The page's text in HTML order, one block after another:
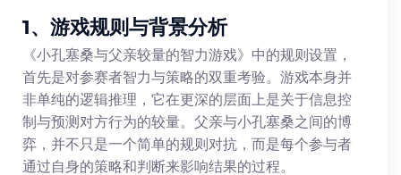
1、游戏规则与背景分析
《小孔塞桑与父亲较量的智力游戏》中的规则设置，
首先是对参赛者智力与策略的双重考验。游戏本身并
非单纯的逻辑推理，它在更深的层面上是关于信息控
制与预测对方行为的较量。父亲与小孔塞桑之间的博
弈，并不只是一个简单的规则对抗，而是每个参与者
通过自身的策略和判断来影响结果的过程。